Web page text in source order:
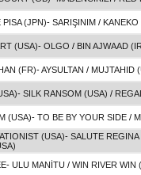
PISA (JPN)- SARIŞINIM / KANEKO
(USA)- OLGO / BIN AJWAAD
(FR)-AYSULTAN / MUJTAHID
- SILK RANSOM (USA) /
(USA)- TO BE BY YOUR SIDE /
(USA)- SALUTE REGINA
- ULU MANİTU / WIN RIVER WIN